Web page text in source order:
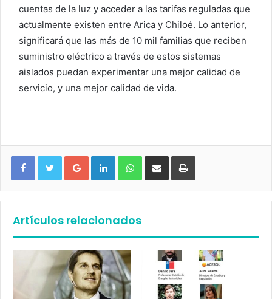
cuentas de la luz y acceder a las tarifas reguladas que
actualmente existen entre Arica y Chiloé. Lo anterior,
significará que las más de 10 mil familias que reciben
suministro eléctrico a través de estos sistemas
aislados puedan experimentar una mejor calidad de
servicio, y una mejor calidad de vida.
Google+ LinkedIn WhatsApp
Artículos relacionados